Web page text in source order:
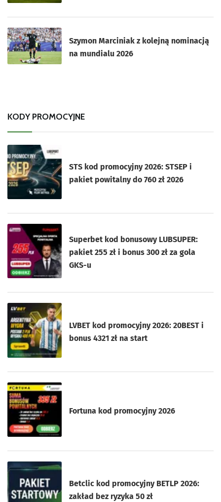
Szymon Marciniak z kolejną nominacją
na mundialu 2026
KODY PROMOCYJNE
STS kod promocyjny 2026: STSEP i
pakiet powitalny do 760 zł 2026
Superbet kod bonusowy LUBSUPER:
pakiet 255 zł i bonus 300 zł za gola
GKS-u
LVBET kod promocyjny 2026: 20BEST i
bonus 4321 zł na start
Fortuna kod promocyjny 2026
Betclic kod promocyjny BETLP 2026:
zakład bez ryzyka 50 zł